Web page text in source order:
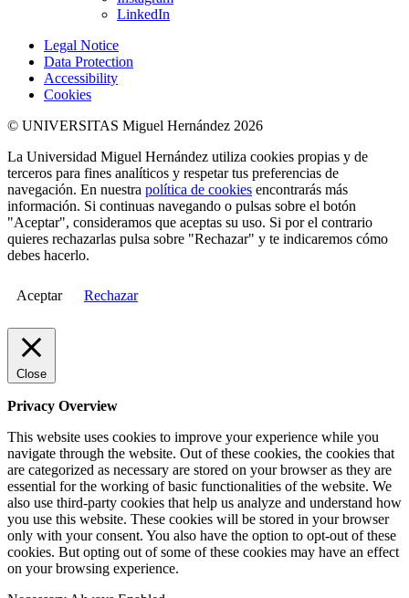
LinkedIn
Legal Notice
Data Protection
Accessibility
Cookies
© UNIVERSITAS Miguel Hernández 2026
La Universidad Miguel Hernández utiliza cookies propias y de
terceros para fines analíticos y respetar tus preferencias de
navegación. En nuestra política de cookies encontrarás más
información. Si continuas navegando o pulsas sobre el botón
"Aceptar", consideramos que aceptas su uso. Si por el contrario
quieres rechazarlas pulsa sobre "Rechazar" y te indicaremos cómo
debes hacerlo.
Aceptar Rechazar
Close
Privacy Overview
This website uses cookies to improve your experience while you
navigate through the website. Out of these cookies, the cookies that
are categorized as necessary are stored on your browser as they are
essential for the working of basic functionalities of the website. We
also use third-party cookies that help us analyze and understand how
you use this website. These cookies will be stored in your browser
only with your consent. You also have the option to opt-out of these
cookies. But opting out of some of these cookies may have an effect
on your browsing experience.